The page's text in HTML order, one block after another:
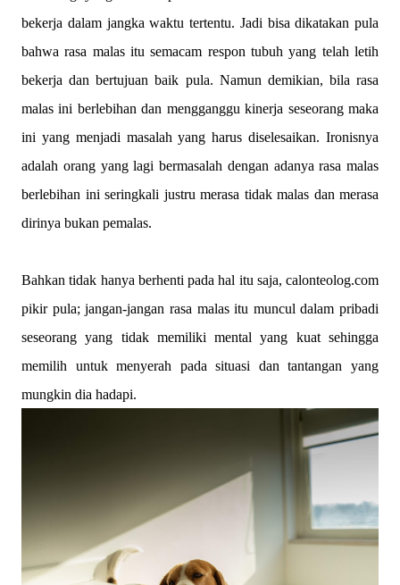
bekerja dalam jangka waktu tertentu. Jadi bisa dikatakan pula
bahwa rasa malas itu semacam respon tubuh yang telah letih
bekerja dan bertujuan baik pula. Namun demikian, bila rasa
malas ini berlebihan dan mengganggu kinerja seseorang maka
ini yang menjadi masalah yang harus diselesaikan. Ironisnya
adalah orang yang lagi bermasalah dengan adanya rasa malas
berlebihan ini seringkali justru merasa tidak malas dan merasa
dirinya bukan pemalas.
Bahkan tidak hanya berhenti pada hal itu saja, calonteolog.com
pikir pula; jangan-jangan rasa malas itu muncul dalam pribadi
seseorang yang tidak memiliki mental yang kuat sehingga
memilih untuk menyerah pada situasi dan tantangan yang
mungkin dia hadapi.